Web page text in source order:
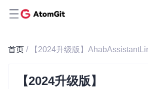
首页
【2024升级版】